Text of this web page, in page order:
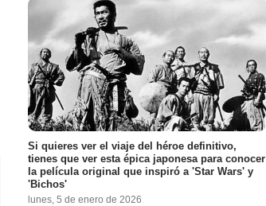
Si quieres ver el viaje del héroe definitivo,
tienes que ver esta épica japonesa para conocer
la película original que inspiró a 'Star Wars' y
'Bichos'
lunes, 5 de enero de 2026